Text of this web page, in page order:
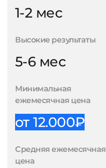
1-2 мес
Высокие результаты
5-6 мес
Минимальная
ежемесячная цена
от 12.000₽
Средняя ежемесячная
цена